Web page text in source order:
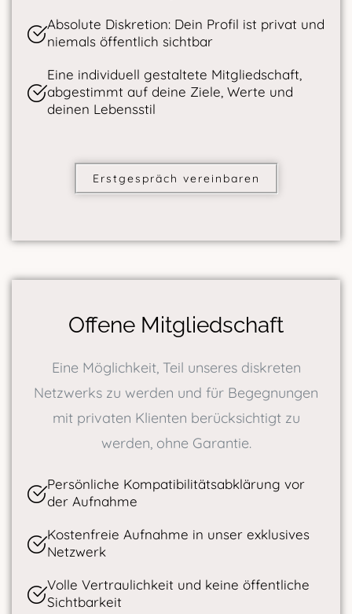
Absolute Diskretion: Dein Profil ist privat und
niemals öffentlich sichtbar
Eine individuell gestaltete Mitgliedschaft,
abgestimmt auf deine Ziele, Werte und
deinen Lebensstil
Erstgespräch vereinbaren
Offene Mitgliedschaft
Eine Möglichkeit, Teil unseres diskreten
Netzwerks zu werden und für Begegnungen
mit privaten Klienten berücksichtigt zu
werden, ohne Garantie.
Persönliche Kompatibilitätsabklärung vor
der Aufnahme
Kostenfreie Aufnahme in unser exklusives
Netzwerk
Volle Vertraulichkeit und keine öffentliche
Sichtbarkeit